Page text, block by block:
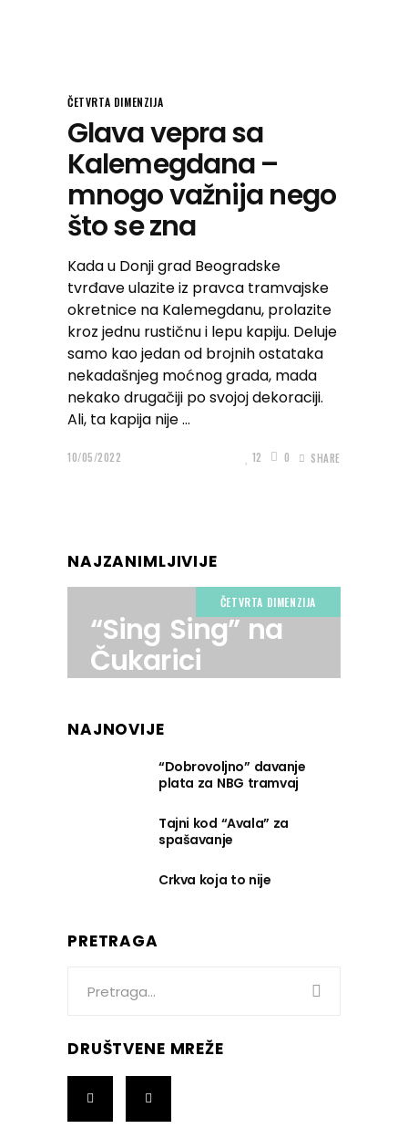
ČETVRTA DIMENZIJA
Glava vepra sa
Kalemegdana –
mnogo važnija nego
što se zna
Kada u Donji grad Beogradske
tvrđave ulazite iz pravca tramvajske
okretnice na Kalemegdanu, prolazite
kroz jednu rustičnu i lepu kapiju. Deluje
samo kao jedan od brojnih ostataka
nekadašnjeg moćnog grada, mada
nekako drugačiji po svojoj dekoraciji.
Ali, ta kapija nije
10/05/2022 12 0 SHARE
NAJZANIMLJIVIJE
ČETVRTA DIMENZIJA
“Sing Sing” na
Čukarici
NAJNOVIJE
“Dobrovoljno” davanje
plata za NBG tramvaj
Tajni kod “Avala” za
spašavanje
Crkva koja to nije
PRETRAGA
DRUŠTVENE MREŽE